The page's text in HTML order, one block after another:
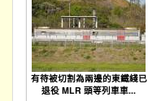
有待被切割為兩邊的東鐵綫已
退役 MLR 頭等列車車...